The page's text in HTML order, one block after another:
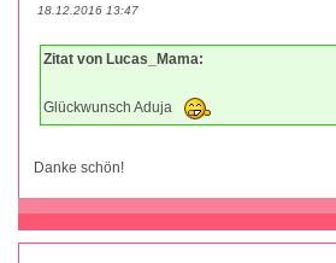
18.12.2016 13:47
Zitat von Lucas_Mama:
Glückwunsch Aduja
Danke schön!